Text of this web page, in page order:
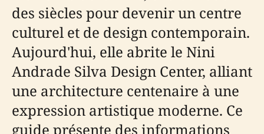
des siècles pour devenir un centre
culturel et de design contemporain.
Aujourd'hui, elle abrite le Nini
Andrade Silva Design Center, alliant
une architecture centenaire à une
expression artistique moderne. Ce
guide présente des informations